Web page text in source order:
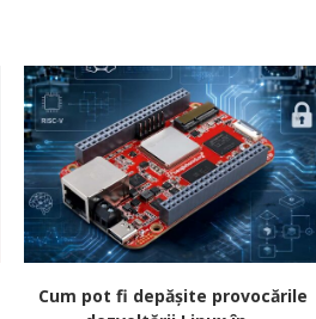
Cum pot fi depășite provocările